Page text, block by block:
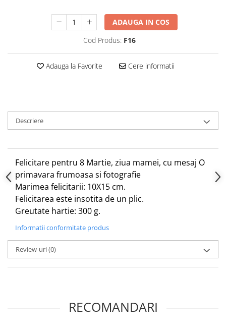
ADAUGA IN COS
Cod Produs: F16
Adauga la Favorite Cere informatii
Descriere
Felicitare pentru 8 Martie, ziua mamei, cu mesaj O
primavara frumoasa si fotografie
Marimea felicitarii: 10X15 cm.
Felicitarea este insotita de un plic.
Greutate hartie: 300 g.
Informatii conformitate produs
Review-uri(0)
RECOMANDARI